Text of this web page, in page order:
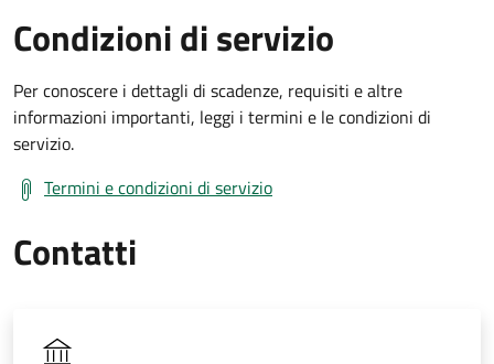
Condizioni di servizio
Per conoscere i dettagli di scadenze, requisiti e altre
informazioni importanti, leggi i termini e le condizioni di
servizio.
Termini e condizioni di servizio
Contatti